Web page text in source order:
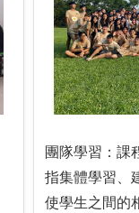
團隊學習：課
指集體學習、
使學生之間的